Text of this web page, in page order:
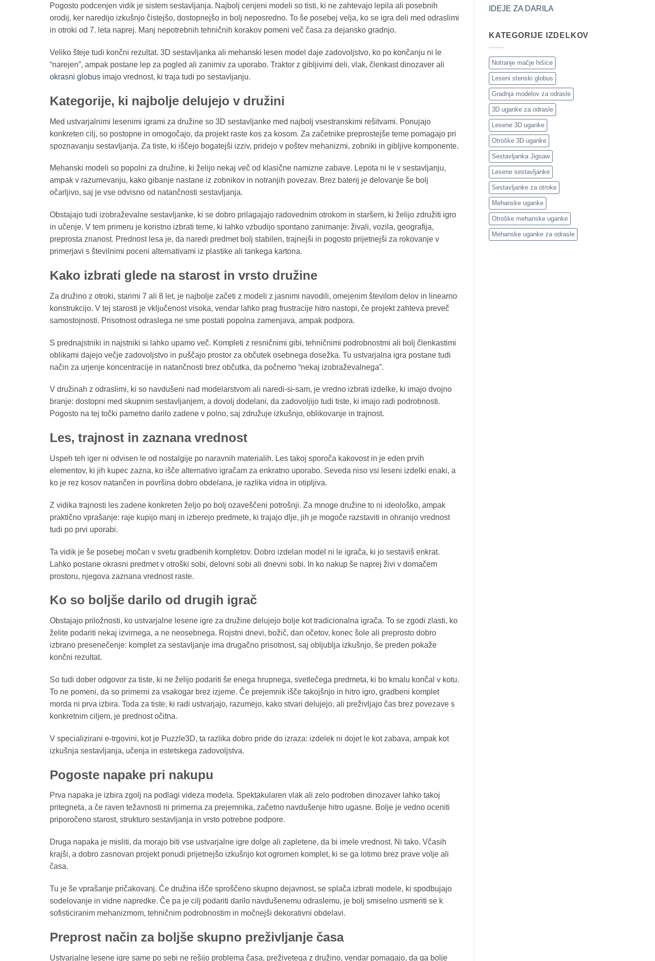
Pogosto podcenjen vidik je sistem sestavljanja. Najbolj cenjeni modeli so tisti, ki ne zahtevajo lepila ali posebnih
orodij, ker naredijo izkušnjo čistejšo, dostopnejšo in bolj neposredno. To še posebej velja, ko se igra deli med odraslimi
in otroki od 7. leta naprej. Manj nepotrebnih tehničnih korakov pomeni več časa za dejansko gradnjo.
Veliko šteje tudi končni rezultat. 3D sestavljanka ali mehanski lesen model daje zadovoljstvo, ko po končanju ni le
“narejen”, ampak postane lep za pogled ali zanimiv za uporabo. Traktor z gibljivimi deli, vlak, členkast dinozaver ali
okrasni globus imajo vrednost, ki traja tudi po sestavljanju.
Kategorije, ki najbolje delujejo v družini
Med ustvarjalnimi lesenimi igrami za družine so 3D sestavljanke med najbolj vsestranskimi rešitvami. Ponujajo
konkreten cilj, so postopne in omogočajo, da projekt raste kos za kosom. Za začetnike preprostejše teme pomagajo pri
spoznavanju sestavljanja. Za tiste, ki iščejo bogatejši izziv, pridejo v poštev mehanizmi, zobniki in gibljive komponente.
Mehanski modeli so popolni za družine, ki želijo nekaj več od klasične namizne zabave. Lepota ni le v sestavljanju,
ampak v razumevanju, kako gibanje nastane iz zobnikov in notranjih povezav. Brez baterij je delovanje še bolj
očarljivo, saj je vse odvisno od natančnosti sestavljanja.
Obstajajo tudi izobraževalne sestavljanke, ki se dobro prilagajajo radovednim otrokom in staršem, ki želijo združiti igro
in učenje. V tem primeru je koristno izbrati teme, ki lahko vzbudijo spontano zanimanje: živali, vozila, geografija,
preprosta znanost. Prednost lesa je, da naredi predmet bolj stabilen, trajnejši in pogosto prijetnejši za rokovanje v
primerjavi s številnimi poceni alternativami iz plastike ali tankega kartona.
Kako izbrati glede na starost in vrsto družine
Za družino z otroki, starimi 7 ali 8 let, je najbolje začeti z modeli z jasnimi navodili, omejenim številom delov in linearno
konstrukcijo. V tej starosti je vključenost visoka, vendar lahko prag frustracije hitro nastopi, če projekt zahteva preveč
samostojnosti. Prisotnost odraslega ne sme postati popolna zamenjava, ampak podpora.
S prednajstniki in najstniki si lahko upamo več. Kompleti z resničnimi gibi, tehničnimi podrobnostmi ali bolj členkastimi
oblikami dajejo večje zadovoljstvo in puščajo prostor za občutek osebnega dosežka. Tu ustvarjalna igra postane tudi
način za urjenje koncentracije in natančnosti brez občutka, da počnemo “nekaj izobraževalnega”.
V družinah z odraslimi, ki so navdušeni nad modelarstvom ali naredi-si-sam, je vredno izbrati izdelke, ki imajo dvojno
branje: dostopni med skupnim sestavljanjem, a dovolj dodelani, da zadovoljijo tudi tiste, ki imajo radi podrobnosti.
Pogosto na tej točki pametno darilo zadene v polno, saj združuje izkušnjo, oblikovanje in trajnost.
Les, trajnost in zaznana vrednost
Uspeh teh iger ni odvisen le od nostalgije po naravnih materialih. Les takoj sporoča kakovost in je eden prvih
elementov, ki jih kupec zazna, ko išče alternativo igračam za enkratno uporabo. Seveda niso vsi leseni izdelki enaki, a
ko je rez kosov natančen in površina dobro obdelana, je razlika vidna in otipljiva.
Z vidika trajnosti les zadene konkreten željo po bolj ozaveščeni potrošnji. Za mnoge družine to ni ideološko, ampak
praktično vprašanje: raje kupijo manj in izberejo predmete, ki trajajo dlje, jih je mogoče razstaviti in ohranijo vrednost
tudi po prvi uporabi.
Ta vidik je še posebej močan v svetu gradbenih kompletov. Dobro izdelan model ni le igrača, ki jo sestaviš enkrat.
Lahko postane okrasni predmet v otroški sobi, delovni sobi ali dnevni sobi. In ko nakup še naprej živi v domačem
prostoru, njegova zaznana vrednost raste.
Ko so boljše darilo od drugih igrač
Obstajajo priložnosti, ko ustvarjalne lesene igre za družine delujejo bolje kot tradicionalna igrača. To se zgodi zlasti, ko
želite podariti nekaj izvirnega, a ne neosebnega. Rojstni dnevi, božič, dan očetov, konec šole ali preprosto dobro
izbrano presenečenje: komplet za sestavljanje ima drugačno prisotnost, saj obljublja izkušnjo, še preden pokaže
končni rezultat.
So tudi dober odgovor za tiste, ki ne želijo podariti še enega hrupnega, svetlečega predmeta, ki bo kmalu končal v kotu.
To ne pomeni, da so primerni za vsakogar brez izjeme. Če prejemnik išče takojšnjo in hitro igro, gradbeni komplet
morda ni prva izbira. Toda za tiste, ki radi ustvarjajo, razumejo, kako stvari delujejo, ali preživljajo čas brez povezave s
konkretnim ciljem, je prednost očitna.
V specializirani e-trgovini, kot je Puzzle3D, ta razlika dobro pride do izraza: izdelek ni dojet le kot zabava, ampak kot
izkušnja sestavljanja, učenja in estetskega zadovoljstva.
Pogoste napake pri nakupu
Prva napaka je izbira zgolj na podlagi videza modela. Spektakularen vlak ali zelo podroben dinozaver lahko takoj
pritegneta, a če raven težavnosti ni primerna za prejemnika, začetno navdušenje hitro ugasne. Bolje je vedno oceniti
priporočeno starost, strukturo sestavljanja in vrsto potrebne podpore.
Druga napaka je misliti, da morajo biti vse ustvarjalne igre dolge ali zapletene, da bi imele vrednost. Ni tako. Včasih
krajši, a dobro zasnovan projekt ponudi prijetnejšo izkušnjo kot ogromen komplet, ki se ga lotimo brez prave volje ali
časa.
Tu je še vprašanje pričakovanj. Če družina išče sproščeno skupno dejavnost, se splača izbrati modele, ki spodbujajo
sodelovanje in vidne napredke. Če pa je cilj podariti darilo navdušenemu odraslemu, je bolj smiselno usmeriti se k
sofisticiranim mehanizmom, tehničnim podrobnostim in močnejši dekorativni obdelavi.
Preprost način za boljše skupno preživljanje časa
Ustvarjalne lesene igre same po sebi ne rešijo problema časa, preživetega z družino, vendar pomagajo, da ga bolje
IDEJE ZA DARILA
KATEGORIJE IZDELKOV
Notranje mačje hišice
Leseni stenski globus
Gradnja modelov za odrasle
3D uganke za odrasle
Lesene 3D uganke
Otroške 3D uganke
Sestavljanka Jigsaw
Lesene sestavljanke
Sestavljanke za otroke
Mehanske uganke
Otroške mehanske uganke
Mehanske uganke za odrasle